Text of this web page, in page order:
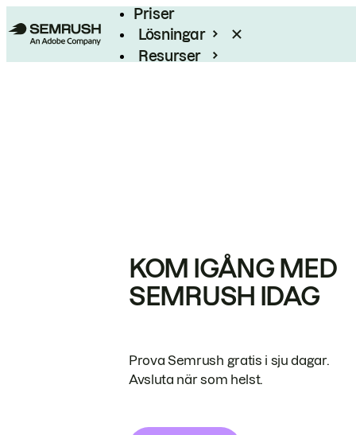
Priser
Lösningar
Resurser
KOM IGÅNG MED
SEMRUSH IDAG
Prova Semrush gratis i sju dagar.
Avsluta när som helst.